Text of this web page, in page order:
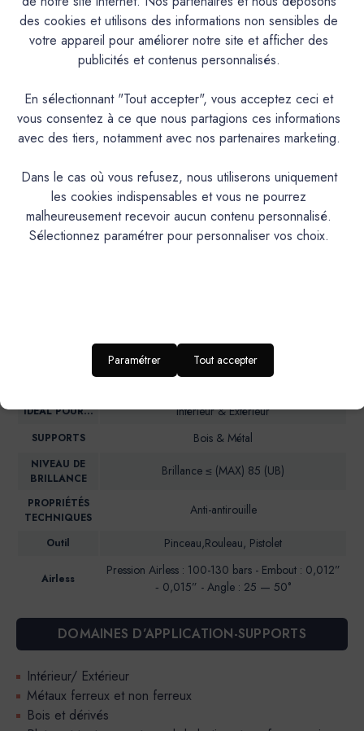
Caractéristiques
Documentation Technique
Couleurs & Échantillons
La Spéciale est une peinture Alkyde de protection et de
décoration pour les bois, métaux et tous supports usuels.
Intérieur/Extérieur. Excellent pouvoir couvrant et opacifiant.
Très bonne tenue et bon rendu. Excellente adhérence et
DESCRIPTION
Peinture en phase aqueuse à base de résines
IDEAL POUR… Intérieur & Extérieur
SUPPORTS Bois & Métal
NIVEAU DE
BRILLANCE
Brillance ≤ (MAX) 85 (UB)
PROPRIÉTÉS
TECHNIQUES
Anti-antirouille
Outil Pinceau,Rouleau, Pistolet
Airless
Pression Airless : 100-130 bars - Embout : 0,012”
‐ 0,015” - Angle : 25 — 50°
DOMAINES D’APPLICATION-SUPPORTS
Intérieur/ Extérieur
Métaux ferreux et non ferreux
Bois et dérivés
des cookies et utilisons des informations non sensibles de
votre appareil pour améliorer notre site et afficher des
publicités et contenus personnalisés.
En sélectionnant "Tout accepter", vous acceptez ceci et
vous consentez à ce que nous partagions ces informations
avec des tiers, notamment avec nos partenaires marketing.
Dans le cas où vous refusez, nous utiliserons uniquement
les cookies indispensables et vous ne pourrez
malheureusement recevoir aucun contenu personnalisé.
Sélectionnez paramétrer pour personnaliser vos choix.
Paramétrer Tout accepter